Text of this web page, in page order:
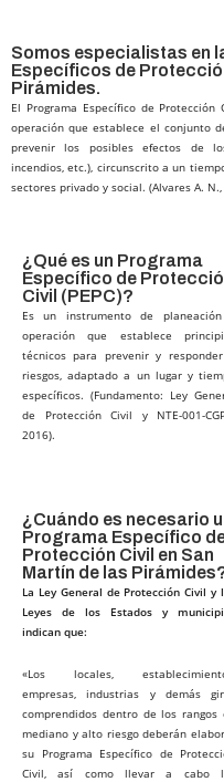
Somos especialistas en
Específicos de
Pirámides.
El Programa Específico de
operación que establece el conjunto
prevenir los posibles efectos de
incendios, etc.), circunscrito a un
sectores privado y social. (Alvares A.
¿Qué es un Programa
Específico de
Civil (PEPC)?​
Es un instrumento de
operación que establece
técnicos para prevenir y
riesgos, adaptado a un lugar y
específicos. (Fundamento: Ley
de Protección Civil y NTE-001-
2016).
¿Cuándo es necesario
Programa Específico
Protección Civil en San
Martín de las
La Ley General de Protección Civil y
Leyes de los Estados y
indican que:
«Los locales,
empresas, industrias y demás
comprendidos dentro de los rangos
mediano y alto riesgo deberán
su Programa Específico de
Civil, así como llevar a cabo